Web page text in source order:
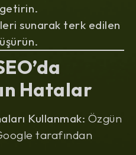
sunarak terk edilen
Hatalar
Kullanmak: Özgün
tarafından